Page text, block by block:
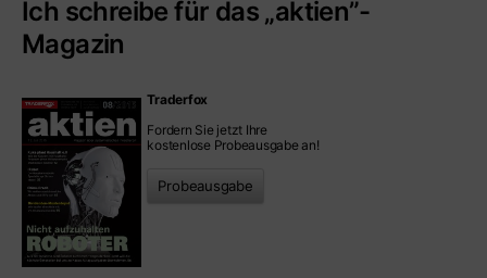
Ich schreibe für das „aktien”-
Magazin
Traderfox
Fordern Sie jetzt Ihre
kostenlose Probeausgabe an!
Probeausgabe